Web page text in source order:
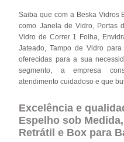
Saiba que com a Beska Vidros
como Janela de Vidro, Portas
Vidro de Correr 1 Folha,
Jateado, Tampo de Vidro
oferecidas para a sua
segmento, a empresa
atendimento cuidadoso e que
Excelência e
Espelho sob
Retrátil e Box para